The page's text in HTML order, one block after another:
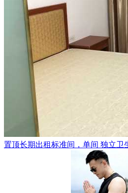
置顶长期出租标准间，单间 独立卫